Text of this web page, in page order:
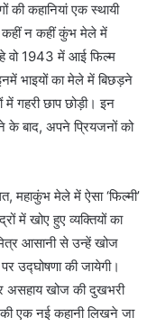
कहानियां एक स्थायी
कहीं न कहीं कुंभ मेले में
वो 1943 में आई फिल्म
भाइयों का मेले में बिछड़ने
में गहरी छाप छोड़ी। इन
के बाद, अपने प्रियजनों को
महाकुंभ मेले में ऐसा ‘फिल्मी’
में खोए हुए व्यक्तियों का
आसानी से उन्हें खोज
उद्घोषणा की जायेगी।
असहाय खोज की दुखभरी
एक नई कहानी लिखने जा